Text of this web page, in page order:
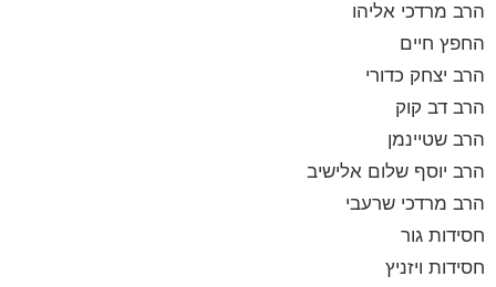
הרב מרדכי אליהו
החפץ חיים
הרב יצחק כדורי
הרב דב קוק
הרב שטיינמן
הרב יוסף שלום אלישיב
הרב מרדכי שרעבי
חסידות גור
חסידות ויזניץ